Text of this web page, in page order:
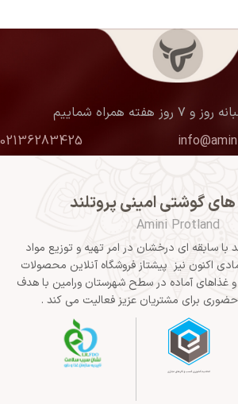
02136283425
های گوشتی امینی پروتلند
Amini Protland
با سابقه ای درخشان در امر تهیه و توزیع مواد
اکنون نیز پیشتاز فروشگاه آنلاین محصولات
غذاهای آماده در سطح شهرستان ورامین با هدف
برای مشتریان عزیز فعالیت می کند .